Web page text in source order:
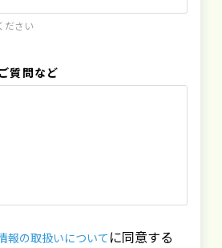
ださい
質問など
報の取扱いについて に同意する